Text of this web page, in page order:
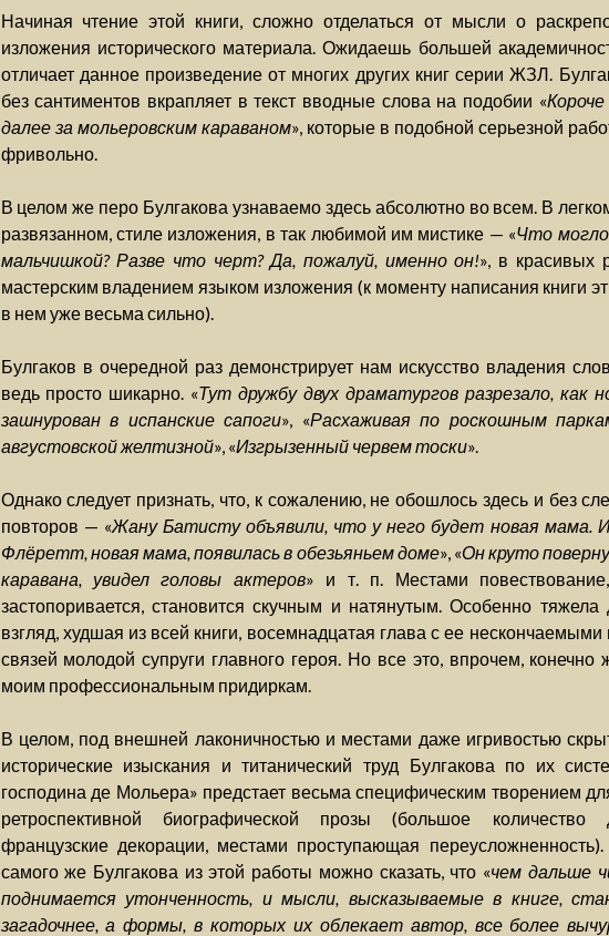
Начиная чтение этой книги, сложно отделаться от мысли о
изложения исторического материала. Ожидаешь большей
отличает данное произведение от многих других книг серии ЖЗЛ.
без сантиментов вкрапляет в текст вводные слова на подобии «
далее за мольеровским караваном», которые в подобной серьезной
фривольно.
В целом же перо Булгакова узнаваемо здесь абсолютно во всем. В
развязанном, стиле изложения, в так любимой им мистике — «Что
мальчишкой? Разве что черт? Да, пожалуй, именно он!», в красивых
мастерским владением языком изложения (к моменту написания книги
в нем уже весьма сильно).
Булгаков в очередной раз демонстрирует нам искусство владения
ведь просто шикарно. «Тут дружбу двух драматургов разрезало, как
зашнурован в испанские сапоги», «Расхаживая по роскошным
августовской желтизной», «Изгрызенный червем тоски».
Однако следует признать, что, к сожалению, не обошлось здесь и без
повторов — «Жану Батисту объявили, что у него будет новая мама.
Флёретт, новая мама, появилась в обезьяньем доме», «Он круто
каравана, увидел головы актеров» и т. п. Местами
застопоривается, становится скучным и натянутым. Особенно
взгляд, худшая из всей книги, восемнадцатая глава с ее
связей молодой супруги главного героя. Но все это, впрочем, конечно
моим профессиональным придиркам.
В целом, под внешней лаконичностью и местами даже игривостью
исторические изыскания и титанический труд Булгакова по их
господина де Мольера» предстает весьма специфическим творением
ретроспективной биографической прозы (большое количество
французские декорации, местами проступающая переусложненность).
самого же Булгакова из этой работы можно сказать, что «чем дальше
поднимается утонченность, и мысли, высказываемые в книге,
загадочнее, а формы, в которых их облекает автор, все более